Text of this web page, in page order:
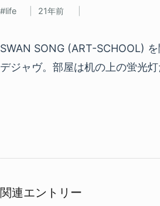
life 21年前
SWAN SONG (ART-SCHOOL)
デジャヴ。部屋は机の上の蛍光
関連エントリー